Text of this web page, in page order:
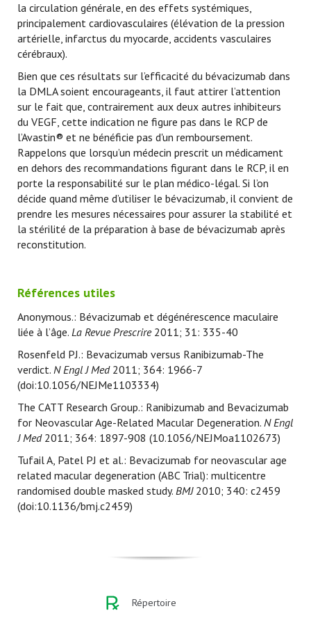
la circulation générale, en des effets systémiques,
principalement cardiovasculaires (élévation de la pression
artérielle, infarctus du myocarde, accidents vasculaires
cérébraux).
Bien que ces résultats sur l’efficacité du bévacizumab dans
la DMLA soient encourageants, il faut attirer l’attention
sur le fait que, contrairement aux deux autres inhibiteurs
du VEGF, cette indication ne figure pas dans le RCP de
l’Avastin® et ne bénéficie pas d'un remboursement.
Rappelons que lorsqu’un médecin prescrit un médicament
en dehors des recommandations figurant dans le RCP, il en
porte la responsabilité sur le plan médico-légal. Si l’on
décide quand même d’utiliser le bévacizumab, il convient de
prendre les mesures nécessaires pour assurer la stabilité et
la stérilité de la préparation à base de bévacizumab après
reconstitution.
Références utiles
Anonymous.: Bévacizumab et dégénérescence maculaire
liée à l’âge. La Revue Prescrire2011; 31: 335-40
Rosenfeld PJ.: Bevacizumab versus Ranibizumab-The
verdict. N Engl J Med2011; 364: 1966-7
(doi:10.1056/NEJMe1103334)
The CATT Research Group.: Ranibizumab and Bevacizumab
for Neovascular Age-Related Macular Degeneration. N Engl
J Med2011; 364: 1897-908 (10.1056/NEJMoa1102673)
Tufail A, Patel PJ et al.: Bevacizumab for neovascular age
related macular degeneration (ABC Trial): multicentre
randomised double masked study. BMJ2010; 340: c2459
(doi:10.1136/bmj.c2459)
Répertoire